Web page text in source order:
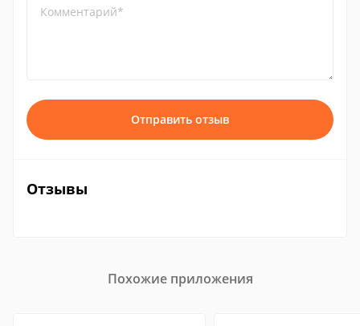
Комментарий*
Отправить отзыв
Отзывы
Похожие приложения